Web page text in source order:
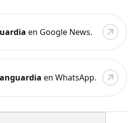
en Google News.
en WhatsApp.